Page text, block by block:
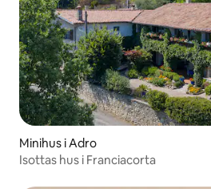
Minihus i Adro
Isottas hus i Franciacorta